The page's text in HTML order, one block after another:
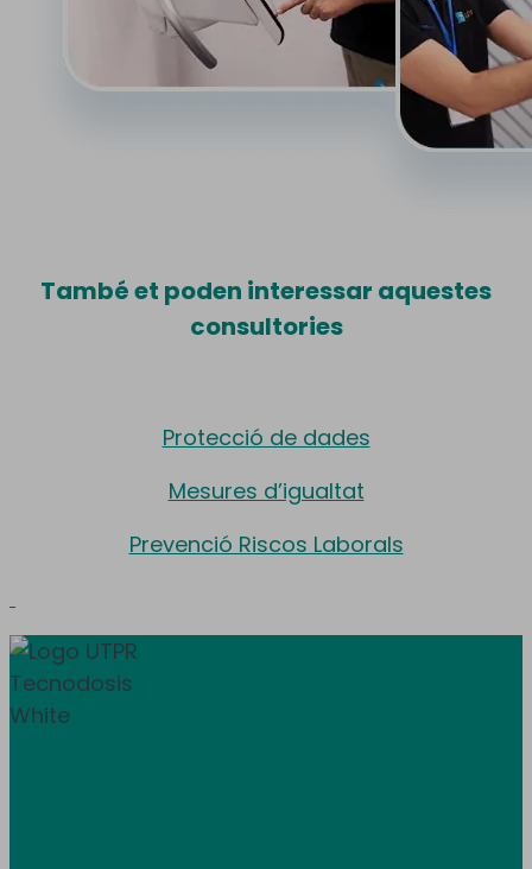
També et poden interessar aquestes
consultories
Protecció de dades
Mesures d’igualtat
Prevenció Riscos Laborals